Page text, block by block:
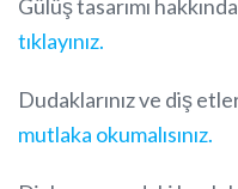
Gülüş tasarımı
tıklayınız.
Dudaklarınız ve diş
mutlaka okumalısınız.